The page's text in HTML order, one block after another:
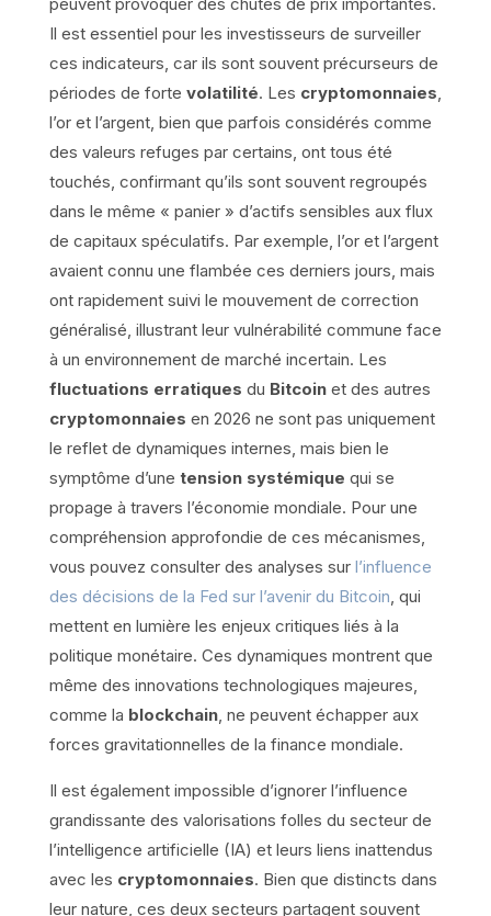
Il est essentiel pour les investisseurs de surveiller
ces indicateurs, car ils sont souvent précurseurs de
périodes de forte volatilité. Les cryptomonnaies,
l’or et l’argent, bien que parfois considérés comme
des valeurs refuges par certains, ont tous été
touchés, confirmant qu’ils sont souvent regroupés
dans le même « panier » d’actifs sensibles aux flux
de capitaux spéculatifs. Par exemple, l’or et l’argent
avaient connu une flambée ces derniers jours, mais
ont rapidement suivi le mouvement de correction
généralisé, illustrant leur vulnérabilité commune face
à un environnement de marché incertain. Les
fluctuations erratiques du Bitcoinet des autres
cryptomonnaies en 2026 ne sont pas uniquement
le reflet de dynamiques internes, mais bien le
symptôme d’une tension systémique qui se
propage à travers l’économie mondiale. Pour une
compréhension approfondie de ces mécanismes,
vous pouvez consulter des analyses sur l’influence
des décisions de la Fed sur l’avenir du Bitcoin, qui
mettent en lumière les enjeux critiques liés à la
politique monétaire. Ces dynamiques montrent que
même des innovations technologiques majeures,
comme la blockchain, ne peuvent échapper aux
forces gravitationnelles de la finance mondiale.
Il est également impossible d’ignorer l’influence
grandissante des valorisations folles du secteur de
l’intelligence artificielle (IA) et leurs liens inattendus
avec les cryptomonnaies. Bien que distincts dans
leur nature, ces deux secteurs partagent souvent